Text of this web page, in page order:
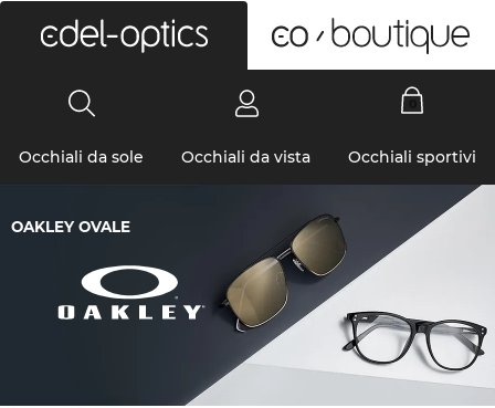
Occhiali da sole Occhiali da vista Occhiali sportivi
OAKLEY OVALE